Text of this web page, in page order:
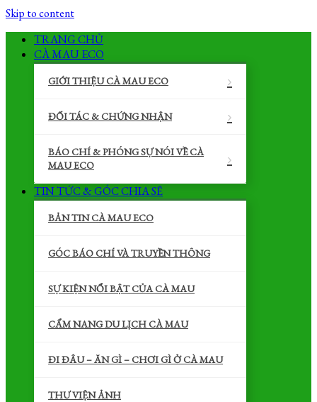
Skip to content
TRANG CHỦ
CÀ MAU ECO
GIỚI THIỆU CÀ MAU ECO
ĐỐI TÁC & CHỨNG NHẬN
BÁO CHÍ & PHÓNG SỰ NÓI VỀ CÀ
MAU ECO
TIN TỨC & GÓC CHIA SẼ
BẢN TIN CÀ MAU ECO
GÓC BÁO CHÍ VÀ TRUYỀN THÔNG
SỰ KIỆN NỔI BẬT CỦA CÀ MAU
CẨM NANG DU LỊCH CÀ MAU
ĐI ĐÂU – ĂN GÌ – CHƠI GÌ Ở CÀ MAU
THƯ VIỆN ẢNH